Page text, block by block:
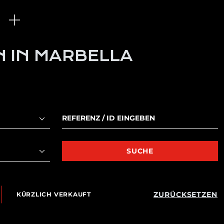
IN MARBELLA
SUCHE
KÜRZLICH VERKAUFT ZURÜCKSETZEN